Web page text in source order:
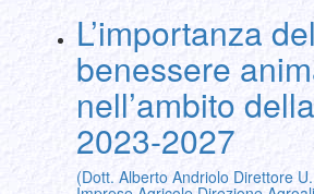
L’importanza del
benessere
nell’ambito
2023-2027
(Dott. Alberto Andriolo Direttore